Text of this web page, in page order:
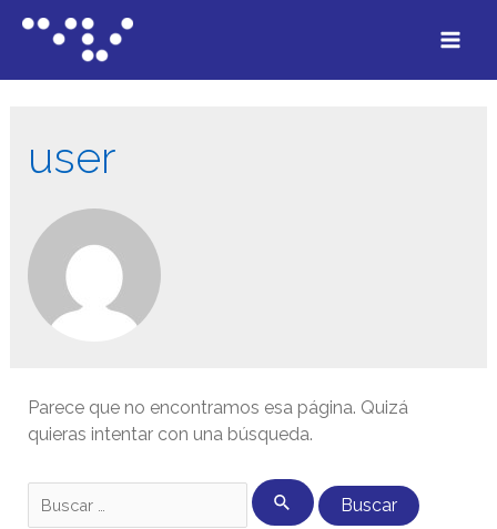
user
Parece que no encontramos esa página. Quizá
quieras intentar con una búsqueda.